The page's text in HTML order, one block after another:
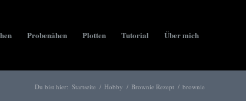
Probenähen Plotten Tutorial Über mich
Du bist hier: Startseite / Hobby / Brownie Rezept / brownie